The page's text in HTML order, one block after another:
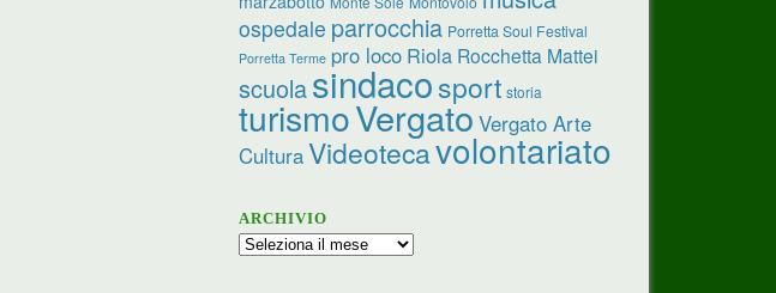
ospedale parrocchia Porretta Soul Festival
Porretta Terme pro loco Riola Rocchetta Mattei
scuolasindacosport storia
turismoVergato Vergato Arte
CulturaVideotecavolontariato
ARCHIVIO
Archivio